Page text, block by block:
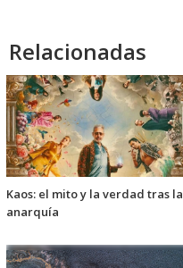
Relacionadas
Kaos: el mito y la verdad tras la
anarquía